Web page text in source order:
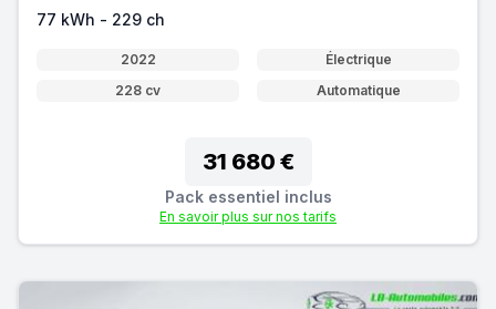
77 kWh - 229 ch
2022
Électrique
228 cv
Automatique
31 680 €
Pack essentiel inclus
En savoir plus sur nos tarifs